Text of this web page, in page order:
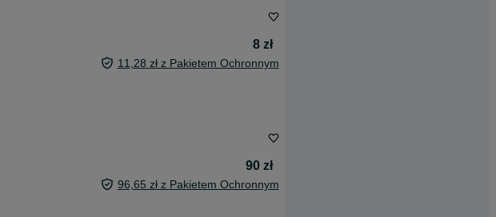
8 zł
11,28 zł z Pakietem Ochronnym
90 zł
96,65 zł z Pakietem Ochronnym